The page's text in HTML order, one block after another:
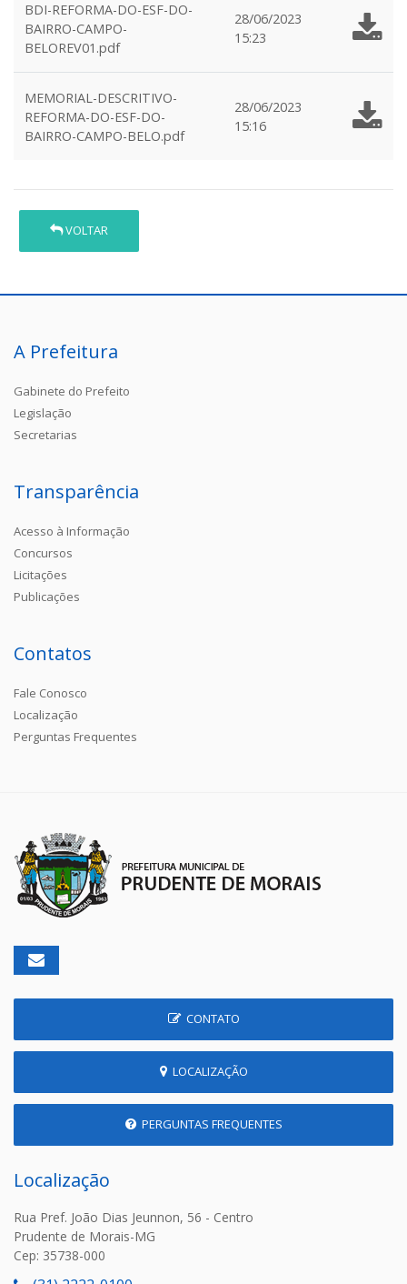
BDI-REFORMA-DO-ESF-DO-
BAIRRO-CAMPO-
BELOREV01.pdf
28/06/2023
15:23
MEMORIAL-DESCRITIVO-
REFORMA-DO-ESF-DO-
BAIRRO-CAMPO-BELO.pdf
28/06/2023
15:16
VOLTAR
A Prefeitura
Gabinete do Prefeito
Legislação
Secretarias
Transparência
Acesso à Informação
Concursos
Licitações
Publicações
Contatos
Fale Conosco
Localização
Perguntas Frequentes
CONTATO
LOCALIZAÇÃO
PERGUNTAS FREQUENTES
Localização
Rua Pref. João Dias Jeunnon, 56 - Centro
Prudente de Morais-MG
Cep: 35738-000